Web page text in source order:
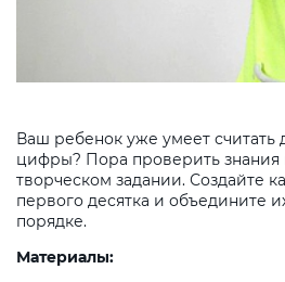
Ваш ребенок уже умеет считать
цифры? Пора проверить знания
творческом задании. Создайте
первого десятка и объедините
порядке.
Материалы: